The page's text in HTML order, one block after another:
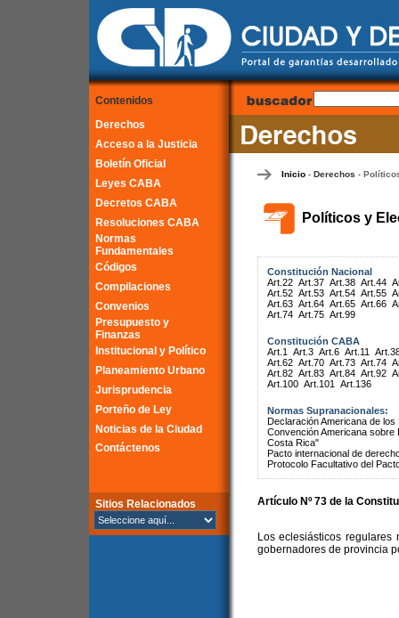
Contenidos
Derechos
Acceso a la Justicia
Boletín Oficial
Leyes CABA
Decretos CABA
Resoluciones CABA
Normas
Fundamentales
Códigos
Compilaciones
Convenios
Presupuesto y
Finanzas
Institucional y Político
Planeamiento Urbano
Jurisprudencia
Porteño de Ley
Noticias de la Ciudad
Contáctenos
Sitios Relacionados
Inicio- Derechos -
Políticos y
Constitución Nacional
Art.22 Art.37 Art.38 Art.44
Art.52 Art.53 Art.54 Art.55
Art.63 Art.64 Art.65 Art.66
Art.74 Art.75 Art.99
Constitución CABA
Art.1
Art.3 Art.6 Art.11
Art.62 Art.70 Art.73 Art.74
Art.82 Art.83 Art.84 Art.92
Art.100 Art.101 Art.136
Normas Supranacionales:
Declaración Americana de
Convención Americana
Costa Rica"
Pacto internacional de
Protocolo Facultativo del
Artículo Nº 73 de la
Los eclesiásticos
gobernadores de provincia